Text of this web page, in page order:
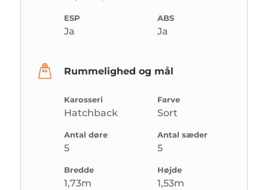
ESP
Ja
ABS
Ja
Rummelighed og mål
Karosseri
Hatchback
Farve
Sort
Antal døre
5
Antal sæder
5
Bredde
1,73m
Højde
1,53m